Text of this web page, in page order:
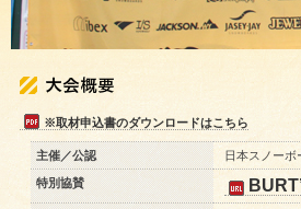
※取材申込書のダウンロードはこちら
主催／公認 日本スノーボ
特別協賛